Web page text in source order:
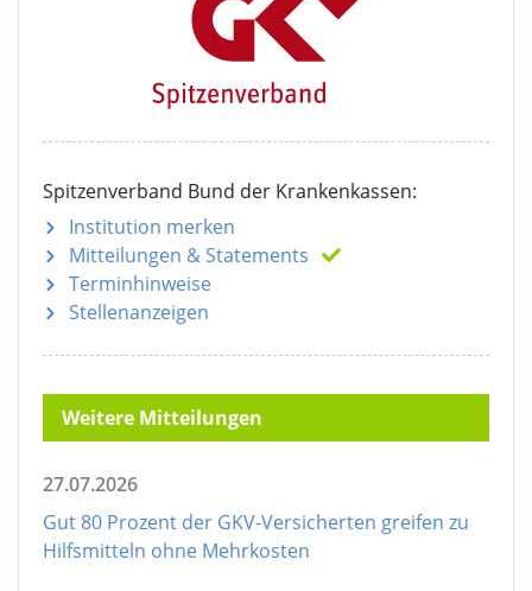
Spitzenverband Bund der Krankenkassen:
Institution merken
Mitteilungen & Statements
Terminhinweise
Stellenanzeigen
Weitere Mitteilungen
27.07.2026
Gut 80 Prozent der GKV-Versicherten greifen zu
Hilfsmitteln ohne Mehrkosten